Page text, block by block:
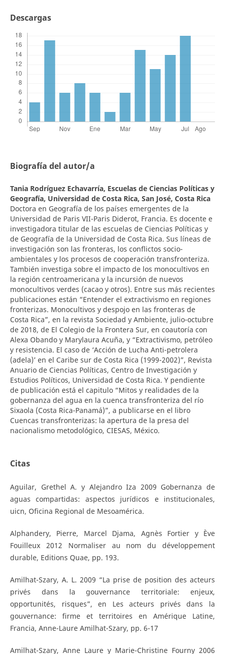
Descargas
Biografía del autor/a
Tania Rodríguez Echavarría, Escuelas de Ciencias Políticas y
Geografía, Universidad de Costa Rica, San José, Costa Rica
Doctora en Geografía de los países emergentes de la
Universidad de Paris VII-Paris Diderot, Francia. Es docente e
investigadora titular de las escuelas de Ciencias Políticas y
de Geografía de la Universidad de Costa Rica. Sus líneas de
investigación son las fronteras, los conflictos socio-
ambientales y los procesos de cooperación transfronteriza.
También investiga sobre el impacto de los monocultivos en
la región centroamericana y la incursión de nuevos
monocultivos verdes (cacao y otros). Entre sus más recientes
publicaciones están “Entender el extractivismo en regiones
fronterizas. Monocultivos y despojo en las fronteras de
Costa Rica”, en la revista Sociedad y Ambiente, julio-octubre
de 2018, de El Colegio de la Frontera Sur, en coautoría con
Alexa Obando y Marylaura Acuña, y “Extractivismo, petróleo
y resistencia. El caso de ‘Acción de Lucha Anti-petrolera
(adela)’ en el Caribe sur de Costa Rica (1999-2002)”, Revista
Anuario de Ciencias Políticas, Centro de Investigación y
Estudios Políticos, Universidad de Costa Rica. Y pendiente
de publicación está el capitulo “Mitos y realidades de la
gobernanza del agua en la cuenca transfronteriza del río
Sixaola (Costa Rica-Panamá)”, a publicarse en el libro
Cuencas transfronterizas: la apertura de la presa del
nacionalismo metodológico, CIESAS, México.
Citas
Aguilar, Grethel A. y Alejandro Iza 2009 Gobernanza de
aguas compartidas: aspectos jurídicos e institucionales,
uicn, Oficina Regional de Mesoamérica.
Alphandery, Pierre, Marcel Djama, Agnès Fortier y Ève
Fouilleux 2012 Normaliser au nom du développement
durable, Editions Quae, pp. 193.
Amilhat-Szary, A. L. 2009 “La prise de position des acteurs
privés dans la gouvernance territoriale: enjeux,
opportunités, risques”, en Les acteurs privés dans la
gouvernance: firme et territoires en Amérique Latine,
Francia, Anne-Laure Amilhat-Szary, pp. 6-17
Amilhat-Szary, Anne Laure y Marie-Christine Fourny 2006